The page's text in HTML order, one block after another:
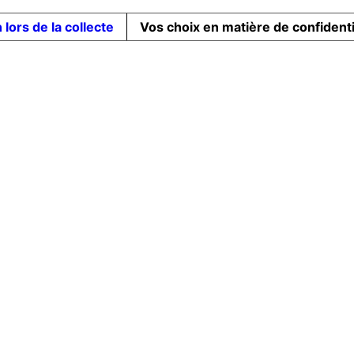
lors de la collecte Vos choix en matière de